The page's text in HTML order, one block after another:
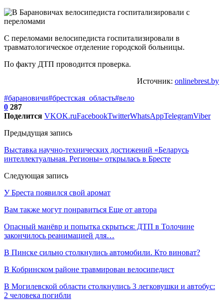
С переломами велосипедиста госпитализировали в
травматологическое отделение городской больницы.
По факту ДТП проводится проверка.
Источник: onlinebrest.by
#барановичи#брестская_область#вело
0 287
Поделится VKOK.ruFacebookTwitterWhatsAppTelegramViber
Предыдущая запись
Выставка научно-технических достижений «Беларусь
интеллектуальная. Регионы» открылась в Бресте
Следующая запись
У Бреста появился свой аромат
Вам также могут понравиться Еще от автора
Опасный манёвр и попытка скрыться: ДТП в Толочине
закончилось реанимацией для…
В Пинске сильно столкнулись автомобили. Кто виноват?
В Кобринском районе травмирован велосипедист
В Могилевской области столкнулись 3 легковушки и автобус:
2 человека погибли